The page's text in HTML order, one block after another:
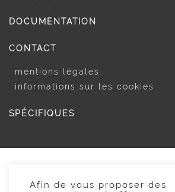
DOCUMENTATION
CONTACT
mentions légales
informations sur les cookies
SPÉCIFIQUES
Afin de vous proposer des